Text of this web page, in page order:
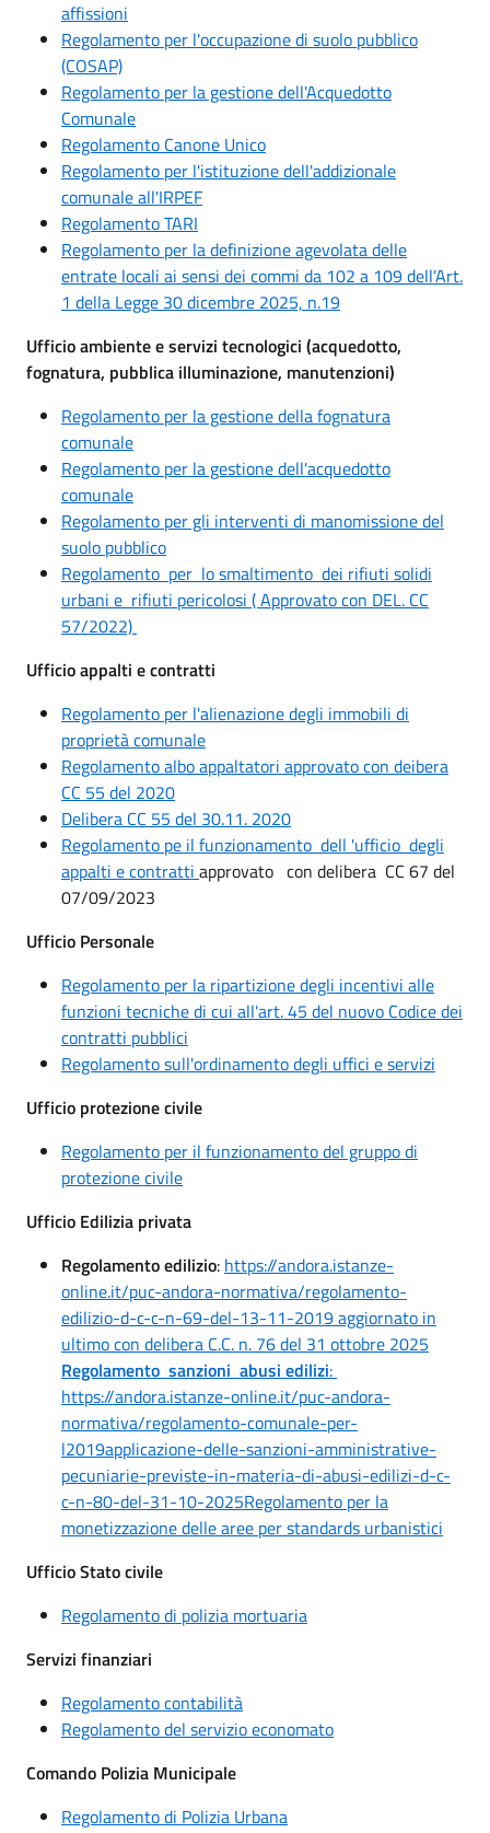
affissioni
Regolamento per l'occupazione di suolo pubblico
(COSAP)
Regolamento per la gestione dell'Acquedotto
Comunale
Regolamento Canone Unico
Regolamento per l'istituzione dell'addizionale
comunale all'IRPEF
Regolamento TARI
Regolamento per la definizione agevolata delle
entrate locali ai sensi dei commi da 102 a 109 dell'Art.
1 della Legge 30 dicembre 2025, n.19
Ufficio ambiente e servizi tecnologici (acquedotto,
fognatura, pubblica illuminazione, manutenzioni)
Regolamento per la gestione della fognatura
comunale
Regolamento per la gestione dell'acquedotto
comunale
Regolamento per gli interventi di manomissione del
suolo pubblico
Regolamento per lo smaltimento dei rifiuti solidi
urbani e rifiuti pericolosi ( Approvato con DEL. CC
57/2022)
Ufficio appalti e contratti
Regolamento per l'alienazione degli immobili di
proprietà comunale
Regolamento albo appaltatori approvato con deibera
CC 55 del 2020
Delibera CC 55 del 30.11. 2020
Regolamento pe il funzionamento dell 'ufficio degli
appalti e contratti approvato con delibera CC 67 del
07/09/2023
Ufficio Personale
Regolamento per la ripartizione degli incentivi alle
funzioni tecniche di cui all'art. 45 del nuovo Codice dei
contratti pubblici
Regolamento sull'ordinamento degli uffici e servizi
Ufficio protezione civile
Regolamento per il funzionamento del gruppo di
protezione civile
Ufficio Edilizia privata
Regolamento edilizio: https://andora.istanze-
online.it/puc-andora-normativa/regolamento-
edilizio-d-c-c-n-69-del-13-11-2019 aggiornato in
ultimo con delibera C.C. n. 76 del 31 ottobre 2025
Regolamento sanzioni abusi edilizi:
https://andora.istanze-online.it/puc-andora-
normativa/regolamento-comunale-per-
l2019applicazione-delle-sanzioni-amministrative-
pecuniarie-previste-in-materia-di-abusi-edilizi-d-c-
c-n-80-del-31-10-2025Regolamento per la
monetizzazione delle aree per standards urbanistici
Ufficio Stato civile
Regolamento di polizia mortuaria
Servizi finanziari
Regolamento contabilità
Regolamento del servizio economato
Comando Polizia Municipale
Regolamento di Polizia Urbana